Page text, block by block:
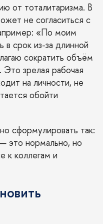
от тоталитаризма. В
не согласиться с
«По моим
срок из-за длинной
сократить объём
Это зрелая рабочая
на личности, не
обойти
сформулировать так:
это нормально, но
к коллегам и